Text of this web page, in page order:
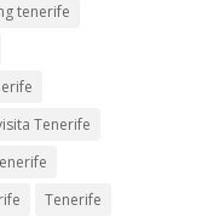
tenerife
Tenerife
Tenerife